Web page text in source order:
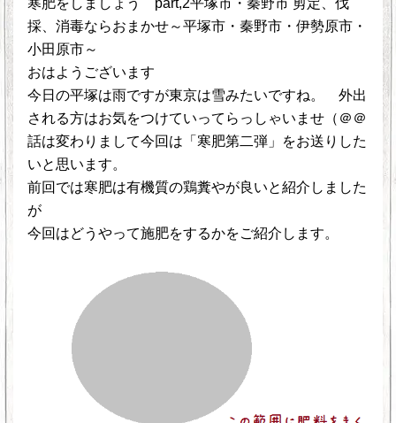
寒肥をしましょう part,2平塚市・秦野市 剪定、伐
採、消毒ならおまかせ～平塚市・秦野市・伊勢原市・
小田原市～
おはようございます
今日の平塚は雨ですが東京は雪みたいですね。 外出
される方はお気をつけていってらっしゃいませ（＠＠
話は変わりまして今回は「寒肥第二弾」をお送りした
いと思います。
前回では寒肥は有機質の鶏糞やが良いと紹介しました
が
今回はどうやって施肥をするかをご紹介します。